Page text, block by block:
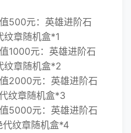
元：英雄进阶石
章随机盒*1
元：英雄进阶石
章随机盒*2
元：英雄进阶石
纹章随机盒*3
元：英雄进阶石
纹章随机盒*4